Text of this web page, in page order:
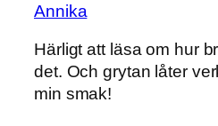
Annika
Härligt att läsa om hur
det. Och grytan låter
min smak!